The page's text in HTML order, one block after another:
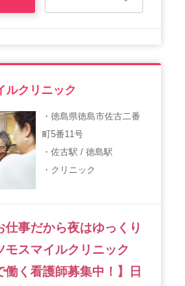
ルクリニック
・徳島県徳島市佐古二番
町5番11号
・佐古駅 / 徳島駅
・クリニック
仕事だから夜はゆっくり
モスマイルクリニック
働く看護師募集中！】日